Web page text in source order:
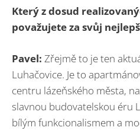
Který z dosud
považujete za svůj
Pavel: Zřejmě to je ten
Luhačovice. Je to
centru lázeňského města,
slavnou budovatelskou éru
bílým funkcionalismem a